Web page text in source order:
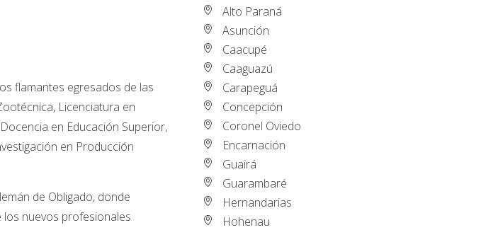
flamantes egresados de las
Licenciatura en
en Educación Superior,
en Producción
de Obligado, donde
nuevos profesionales
Alto Paraná
Asunción
Caacupé
Caaguazú
Carapeguá
Concepción
Coronel Oviedo
Encarnación
Guairá
Guarambaré
Hernandarias
Hohenau